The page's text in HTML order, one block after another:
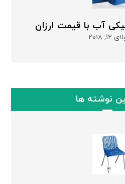
آب با قیمت ارزان
۲۰۱۸
نوشته ها